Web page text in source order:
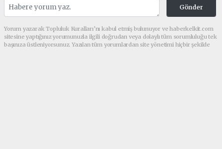
Gönder
Yorum yazarak Topluluk Kuralları’nı kabul etmiş bulunuyor ve haberkelkit.com
sitesine yaptığınız yorumunuzla ilgili doğrudan veya dolaylı tüm sorumluluğu tek
başınıza üstleniyorsunuz. Yazılan tüm yorumlardan site yönetimi hiçbir şekilde